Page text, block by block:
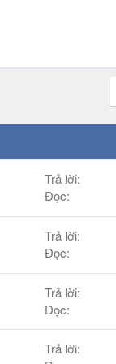
Trả lời
Đọc
Trả lời
Đọc
Trả lời
Đọc
Trả lời